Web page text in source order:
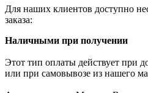
Для наших клиентов доступно
заказа:
Наличными при получении
Этот тип оплаты действует при
или при самовывозе из нашего